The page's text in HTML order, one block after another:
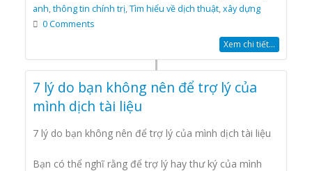
anh,thông tin chính trị,Tìm hiểu về dịch thuật,xây dựng
0 Comments
Xem chi tiết...
7 lý do bạn không nên để trợ lý của
mình dịch tài liệu
7 lý do bạn không nên để trợ lý của mình dịch tài liệu
Bạn có thể nghĩ rằng để trợ lý hay thư ký của mình